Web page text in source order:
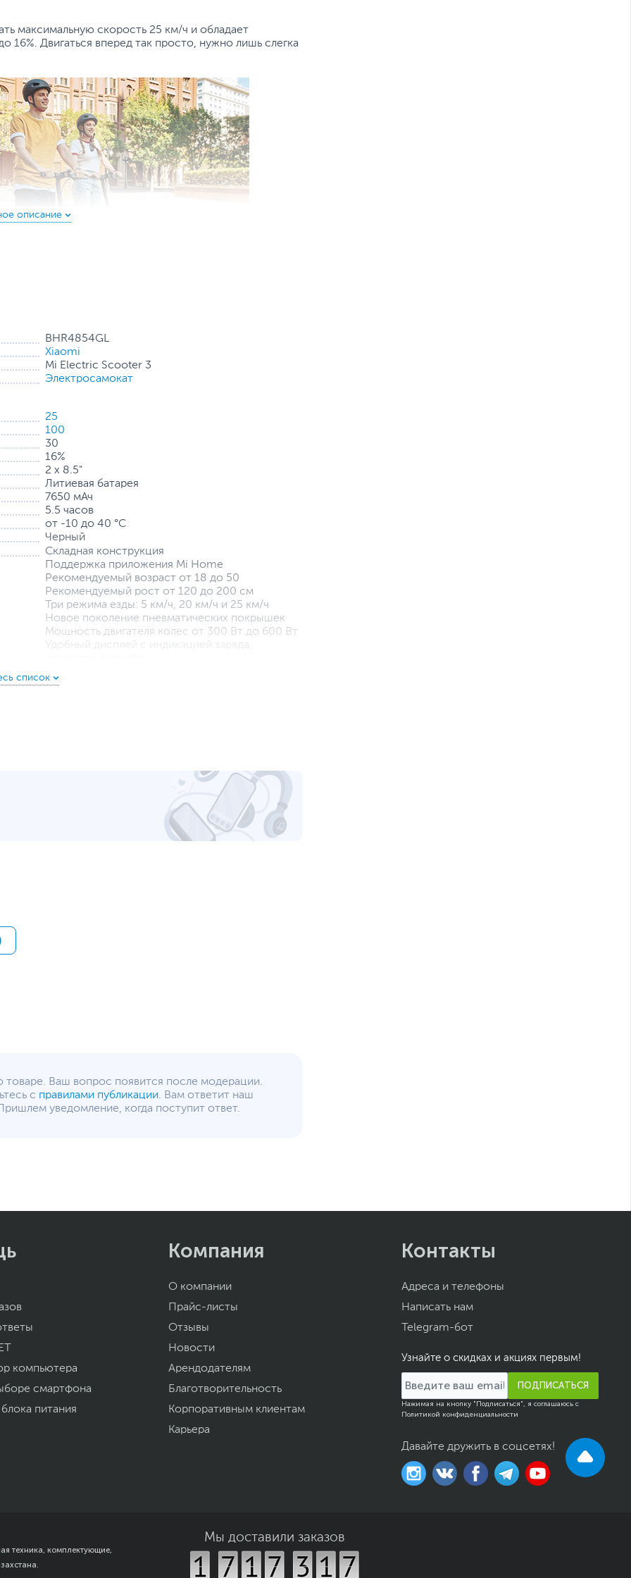
максимальную скорость 25 км/ч и обладает
Двигаться вперед так просто, нужно лишь слегка
восстанавливать энергию от торможения и движения
электрическую энергию для дальнейшего
прекрасными пейзажами по пути без
за минималистичный внешний вид, удобное
S, чтобы ехать быстрее. Во время прогулки по
BHR4854GL
Xiaomi
Mi Electric Scooter 3
Электросамокат
25
100
30
16%
2 х 8.5"
Литиевая батарея
7650 мАч
5.5 часов
от -10 до 40 °C
Черный
Складная конструкция
Поддержка приложения Mi Home
Рекомендуемый возраст от 18 до 50
Рекомендуемый рост от 120 до 200 см
Три режима езды: 5 км/ч, 20 км/ч и 25 км/ч
Новое поколение пневматических покрышек
Мощность двигателя колес от 300 Вт до 600 Вт
Удобный дисплей с индикацией заряда,
двумя колодками
Защита от пониженного напряжения
Максимальное напряжение зарядки - 42 В
товаре. Ваш вопрос появится после модерации.
с правилами публикации. Вам ответит наш
уведомление, когда поступит ответ.
компьютера
смартфона
блока питания
Компания
О компании
Прайс-листы
Отзывы
Новости
Арендодателям
Благотворительность
Корпоративным клиентам
Карьера
Контакты
Адреса и телефоны
Написать нам
Telegram-бот
Узнайте о скидках и акциях первым!
ПОДПИСАТЬСЯ
Нажимая на кнопку "Подписаться", я соглашаюсь с
Политикой конфиденциальности
Давайте дружить в соцсетях!
техника, комплектующие,
Мы доставили заказов